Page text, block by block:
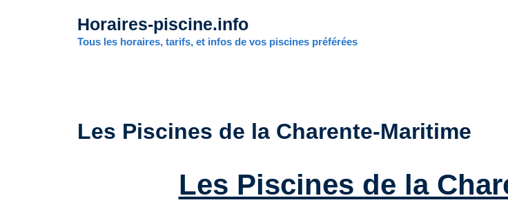
Horaires-piscine.info
Tous les horaires, tarifs, et infos de vos piscines préférées
Les Piscines de la Charente-Maritime
Les Piscines de la